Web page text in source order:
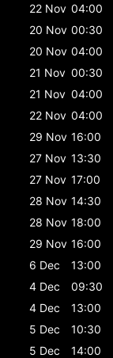
22 Nov 04:00
20 Nov 00:30
20 Nov 04:00
21 Nov 00:30
21 Nov 04:00
22 Nov 04:00
29 Nov 16:00
27 Nov 13:30
27 Nov 17:00
28 Nov 14:30
28 Nov 18:00
29 Nov 16:00
6 Dec
13:00
4 Dec
09:30
4 Dec
13:00
5 Dec
10:30
5 Dec
14:00